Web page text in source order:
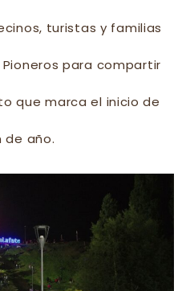
turistas y familias
para compartir
que marca el inicio de
de año.